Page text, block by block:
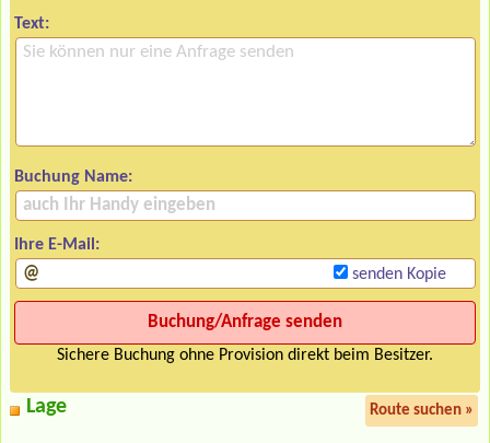
Text:
Buchung Name:
Ihre E-Mail:
senden Kopie
Sichere Buchung ohne Provision direkt beim Besitzer.
Lage Route suchen »